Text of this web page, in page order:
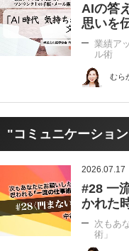
AIの答
思いを
業績ア
ル術
むら
"コミュニケーショ
2026.07.17
#28 一
かれた
次もあ
術」